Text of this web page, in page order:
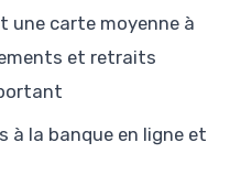
une carte moyenne à
et retraits
à la banque en ligne et